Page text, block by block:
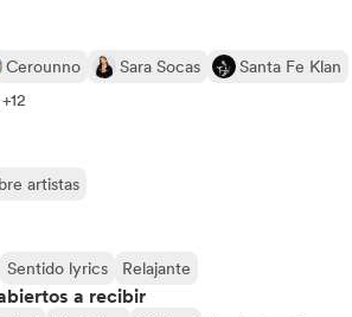
Cerounno Sara Socas
Santa Fe Klan
artistas
Sentido lyrics Relajante
a recibir